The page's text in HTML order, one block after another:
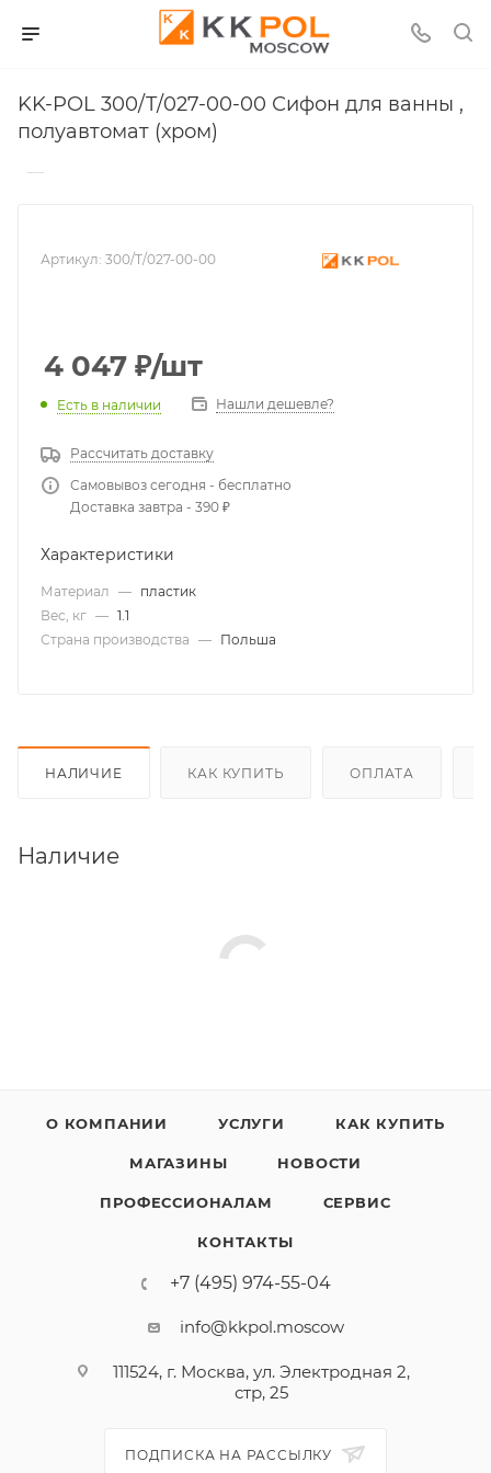
KK-POL 300/T/027-00-00 Сифон для ванны ,
полуавтомат (хром)
—
Артикул: 300/T/027-00-00
4 047 ₽/шт
Есть в наличии Нашли дешевле?
Рассчитать доставку
Самовывоз сегодня - бесплатно
Доставка завтра - 390 ₽
Характеристики
Материал — пластик
Вес, кг — 1.1
Страна производства — Польша
НАЛИЧИЕ КАК КУПИТЬ ОПЛАТА
Наличие
О КОМПАНИИ УСЛУГИ КАК КУПИТЬ
МАГАЗИНЫ НОВОСТИ
ПРОФЕССИОНАЛАМ СЕРВИС
КОНТАКТЫ
+7 (495) 974-55-04
info@kkpol.moscow
111524, г. Москва, ул. Электродная 2,
стр, 25
ПОДПИСКА НА РАССЫЛКУ